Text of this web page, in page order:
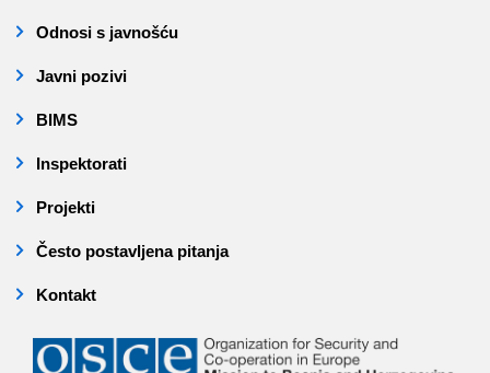
Odnosi s javnošću
Javni pozivi
BIMS
Inspektorati
Projekti
Često postavljena pitanja
Kontakt